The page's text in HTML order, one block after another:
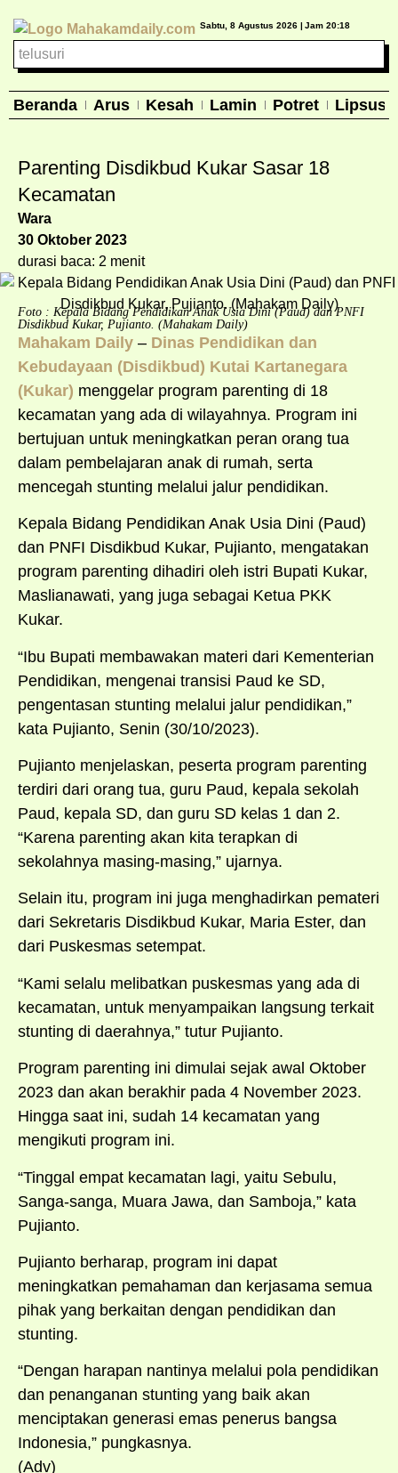
Sabtu, 8 Agustus 2026 | Jam 20:18
Beranda Arus Kesah Lamin Potret Lipsus
Parenting Disdikbud Kukar Sasar 18
Kecamatan
Wara
30 Oktober 2023
durasi baca: 2 menit
Foto : Kepala Bidang Pendidikan Anak Usia Dini (Paud) dan PNFI
Disdikbud Kukar, Pujianto. (Mahakam Daily)
Mahakam Daily – Dinas Pendidikan dan
Kebudayaan (Disdikbud) Kutai Kartanegara
(Kukar) menggelar program parenting di 18
kecamatan yang ada di wilayahnya. Program ini
bertujuan untuk meningkatkan peran orang tua
dalam pembelajaran anak di rumah, serta
mencegah stunting melalui jalur pendidikan.
Kepala Bidang Pendidikan Anak Usia Dini (Paud)
dan PNFI Disdikbud Kukar, Pujianto, mengatakan
program parenting dihadiri oleh istri Bupati Kukar,
Maslianawati, yang juga sebagai Ketua PKK
Kukar.
“Ibu Bupati membawakan materi dari Kementerian
Pendidikan, mengenai transisi Paud ke SD,
pengentasan stunting melalui jalur pendidikan,”
kata Pujianto, Senin (30/10/2023).
Pujianto menjelaskan, peserta program parenting
terdiri dari orang tua, guru Paud, kepala sekolah
Paud, kepala SD, dan guru SD kelas 1 dan 2.
“Karena parenting akan kita terapkan di
sekolahnya masing-masing,” ujarnya.
Selain itu, program ini juga menghadirkan pemateri
dari Sekretaris Disdikbud Kukar, Maria Ester, dan
dari Puskesmas setempat.
“Kami selalu melibatkan puskesmas yang ada di
kecamatan, untuk menyampaikan langsung terkait
stunting di daerahnya,” tutur Pujianto.
Program parenting ini dimulai sejak awal Oktober
2023 dan akan berakhir pada 4 November 2023.
Hingga saat ini, sudah 14 kecamatan yang
mengikuti program ini.
“Tinggal empat kecamatan lagi, yaitu Sebulu,
Sanga-sanga, Muara Jawa, dan Samboja,” kata
Pujianto.
Pujianto berharap, program ini dapat
meningkatkan pemahaman dan kerjasama semua
pihak yang berkaitan dengan pendidikan dan
stunting.
“Dengan harapan nantinya melalui pola pendidikan
dan penanganan stunting yang baik akan
menciptakan generasi emas penerus bangsa
Indonesia,” pungkasnya.
(Adv)